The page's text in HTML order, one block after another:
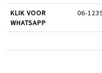
KLIK VOOR
WHATSAPP
06-